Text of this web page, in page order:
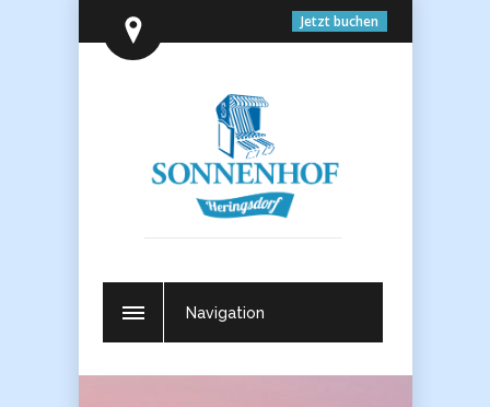
Jetzt buchen
Navigation